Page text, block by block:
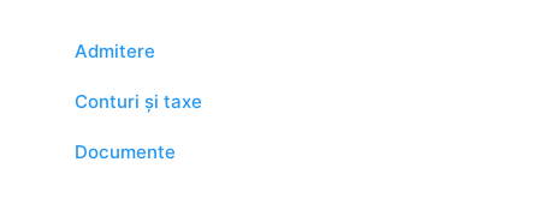
Admitere
Conturi și taxe
Documente